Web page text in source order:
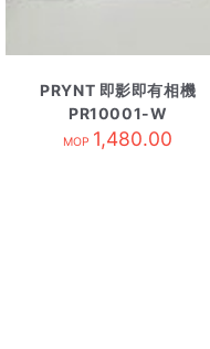
PRYNT 即影即有相機
PR10001-W
MOP 1,480.00